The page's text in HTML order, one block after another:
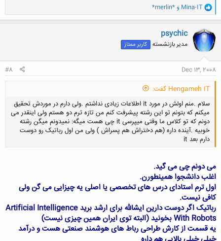
و
ا
ک
ن
ش
ه
ا
Mina-IT و *merlin*
psychic
مدیر بازنشسته کاربر ممتاز
Dec 13, 2008
#8
Hengameh IT گفت:
سلام .منم اولش در مورد it اطلاعات زیادی نداشتم .ولی دارم در موردش تحقیق
میکنم که بتونم تو این رشته پیشرفت کنم من تازه ترم دو هستم ولی اینقدر می
دونم که تو کلاس ما وقتی میپرسی it چی هست میگه: نمیدونم میگن رشته
خوبیه .آینده داره (هم دختراش هم پسراش ) ولی من اول رباتیک رو دوست
دارم بعد it
می دونم چی می گید.
اغلب دانشجوا همینطورن.
اول ترم استادای درس های تخصصی یا اصلی یه چیزایی می گن ولی
کافی نیست.
رباتیک اگر دوست دارین ایشالله برای ارشد برید Artificial Intelligence
With Robots بخونید (البته توی ایران همین چیزی نیست)
یه قسمت از کارش طراحی رباط های هوشمند صنعتی هست و درآمد